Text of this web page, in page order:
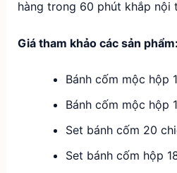
hàng trong 60 phút khắp nội
Giá tham khảo các sản phẩm:
Bánh cốm mộc hộp
Bánh cốm mộc hộp
Set bánh cốm 20
Set bánh cốm hộp